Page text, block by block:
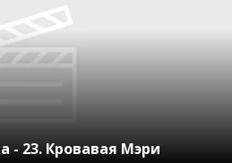
- 23. Кровавая Мэри